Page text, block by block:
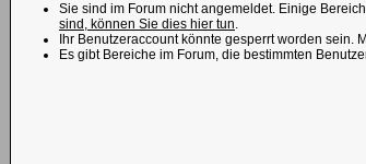
Sie sind im Forum nicht angemeldet. Einige
sind, können Sie dies hier tun.
Ihr Benutzeraccount könnte gesperrt worden
Es gibt Bereiche im Forum, die bestimmten